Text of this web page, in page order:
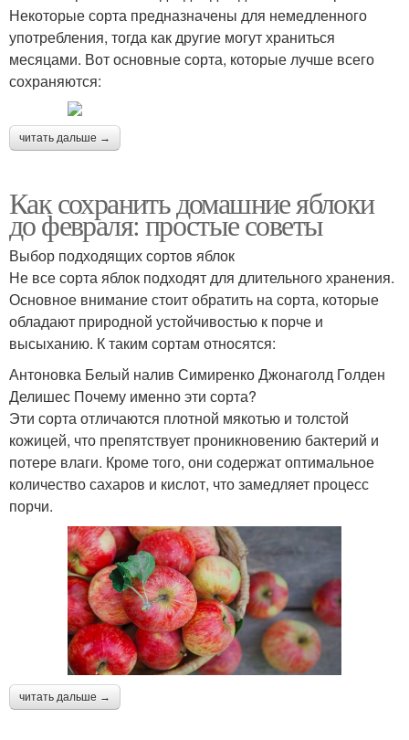
Некоторые сорта предназначены для немедленного
употребления, тогда как другие могут храниться
месяцами. Вот основные сорта, которые лучше всего
сохраняются:
читать дальше →
Как сохранить домашние яблоки
до февраля: простые советы
Выбор подходящих сортов яблок
Не все сорта яблок подходят для длительного хранения.
Основное внимание стоит обратить на сорта, которые
обладают природной устойчивостью к порче и
высыханию. К таким сортам относятся:
Антоновка Белый налив Симиренко Джонаголд Голден
Делишес Почему именно эти сорта?
Эти сорта отличаются плотной мякотью и толстой
кожицей, что препятствует проникновению бактерий и
потере влаги. Кроме того, они содержат оптимальное
количество сахаров и кислот, что замедляет процесс
порчи.
читать дальше →